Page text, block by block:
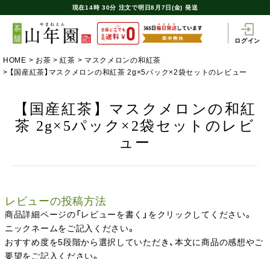
現在14時 30分 注文で明日8月7日(金) 発送
ログイン
HOME お茶 紅茶
マスクメロンの和紅茶
【国産紅茶】マスクメロンの和紅茶 2g×5パック×2袋セットのレビュー
【国産紅茶】マスクメロンの和紅
茶 2g×5パック×2袋セットのレビ
ュー
レビューの投稿方法
商品詳細ページの「レビューを書く」をクリックしてください。
ニックネームをご記入ください。
おすすめ度を5段階から選択していただき、本文に商品の感想やご
要望をご記入ください。